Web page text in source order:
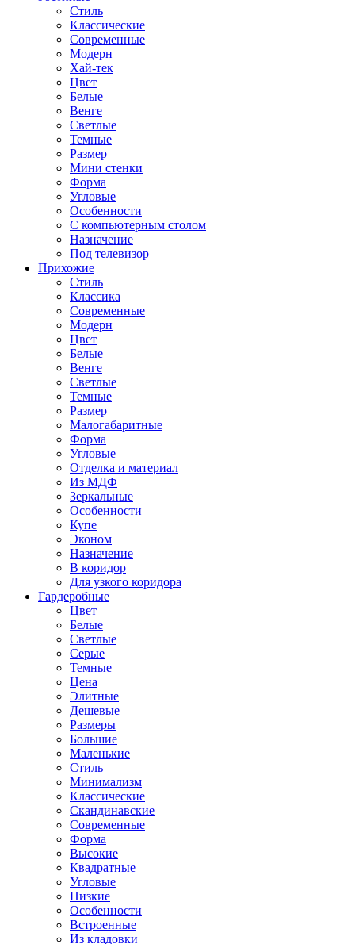
Стиль
Классические
Современные
Модерн
Хай-тек
Цвет
Белые
Венге
Светлые
Темные
Размер
Мини стенки
Форма
Угловые
Особенности
С компьютерным столом
Назначение
Под телевизор
Прихожие
Стиль
Классика
Современные
Модерн
Цвет
Белые
Венге
Светлые
Темные
Размер
Малогабаритные
Форма
Угловые
Отделка и материал
Из МДФ
Зеркальные
Особенности
Купе
Эконом
Назначение
В коридор
Для узкого коридора
Гардеробные
Цвет
Белые
Светлые
Серые
Темные
Цена
Элитные
Дешевые
Размеры
Большие
Маленькие
Стиль
Минимализм
Классические
Скандинавские
Современные
Форма
Высокие
Квадратные
Угловые
Низкие
Особенности
Встроенные
Из кладовки